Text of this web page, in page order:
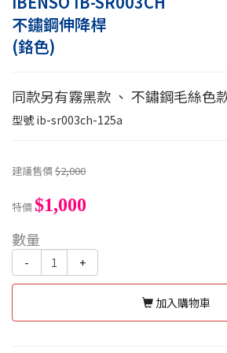
不鏽鋼伸降桿
(鉻色)
同款另有霧黑款 、 不鏽鋼毛絲色
型號ib-sr003ch-125a
建議售價$2,000
特價$1,000
數量
- +
加入購物車